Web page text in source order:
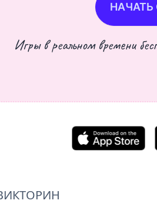
НАЧАТЬ
Игры в реальном времени